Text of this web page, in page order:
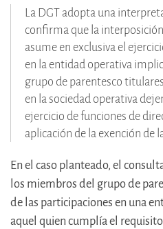
La DGT adopta una
confirma que la
asume en exclusiva el
en la entidad operativa
grupo de parentesco
en la sociedad operativa
ejercicio de funciones de
aplicación de la exención de
En el caso planteado, el
los miembros del grupo de
de las participaciones en una
aquel quien cumplía el